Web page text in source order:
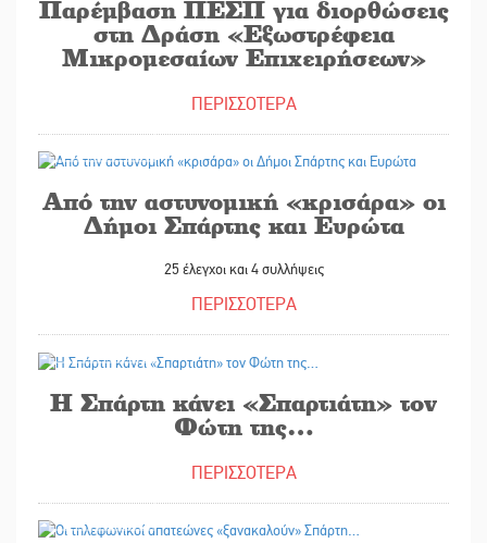
Παρέμβαση ΠΕΣΠ για διορθώσεις
στη Δράση «Εξωστρέφεια
Μικρομεσαίων Επιχειρήσεων»
ΠΕΡΙΣΣΟΤΕΡΑ
Από την αστυνομική «κρισάρα» οι
Δήμοι Σπάρτης και Ευρώτα
25 έλεγχοι και 4 συλλήψεις
ΠΕΡΙΣΣΟΤΕΡΑ
Η Σπάρτη κάνει «Σπαρτιάτη» τον
Φώτη της…
ΠΕΡΙΣΣΟΤΕΡΑ